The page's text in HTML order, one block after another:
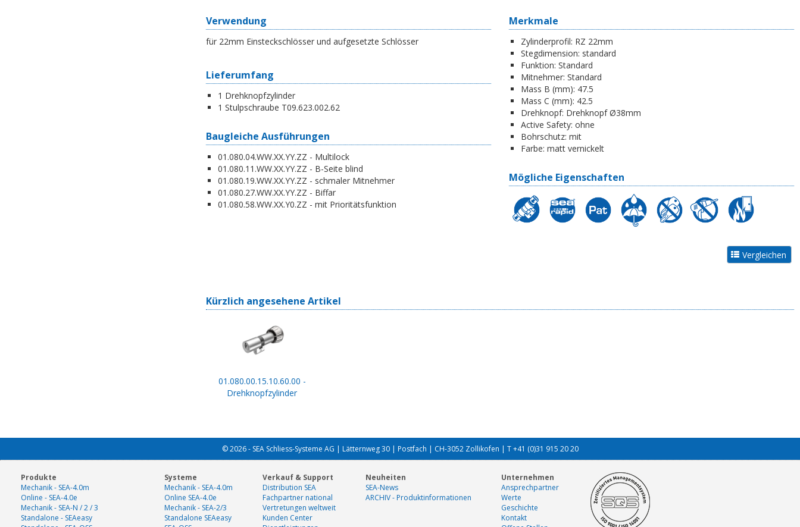
Verwendung
für 22mm Einsteckschlösser und aufgesetzte Schlösser
Lieferumfang
1 Drehknopfzylinder
1 Stulpschraube T09.623.002.62
Baugleiche Ausführungen
01.080.04.WW.XX.YY.ZZ - Multilock
01.080.11.WW.XX.YY.ZZ - B-Seite blind
01.080.19.WW.XX.YY.ZZ - schmaler Mitnehmer
01.080.27.WW.XX.YY.ZZ - Biffar
01.080.58.WW.XX.Y0.ZZ - mit Prioritätsfunktion
Merkmale
Zylinderprofil: RZ 22mm
Stegdimension: standard
Funktion: Standard
Mitnehmer: Standard
Mass B (mm): 47.5
Mass C (mm): 42.5
Drehknopf: Drehknopf Ø38mm
Active Safety: ohne
Bohrschutz: mit
Farbe: matt vernickelt
Mögliche Eigenschaften
Kürzlich angesehene Artikel
01.080.00.15.10.60.00 -
Drehknopfzylinder
© 2026 - SEA Schliess-Systeme AG | Lätternweg 30 | Postfach | CH-3052 Zollikofen | T +41 (0)31 915 20 20
Produkte
Mechanik - SEA-4.0m
Online - SEA-4.0e
Mechanik - SEA-N / 2 / 3
Standalone - SEAeasy
Systeme
Mechanik - SEA-4.0m
Online SEA-4.0e
Mechanik - SEA-2/3
Standalone SEAeasy
Verkauf & Support
Distribution SEA
Fachpartner national
Vertretungen weltweit
Kunden Center
Neuheiten
SEA-News
ARCHIV - Produktinformationen
Unternehmen
Ansprechpartner
Werte
Geschichte
Kontakt